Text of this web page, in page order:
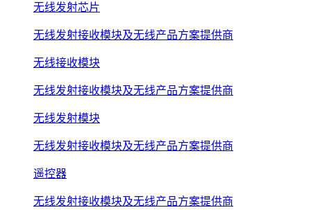
无线发射芯片
无线发射接收模块及无线产品方案提供商
无线接收模块
无线发射接收模块及无线产品方案提供商
无线发射模块
无线发射接收模块及无线产品方案提供商
遥控器
无线发射接收模块及无线产品方案提供商